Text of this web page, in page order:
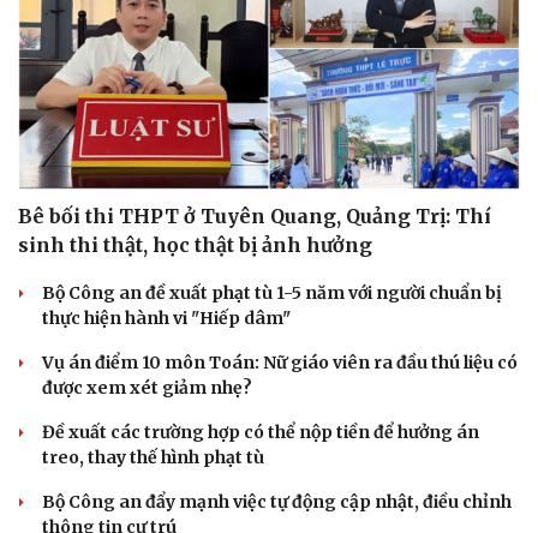
Bê bối thi THPT ở Tuyên Quang, Quảng Trị: Thí
sinh thi thật, học thật bị ảnh hưởng
Bộ Công an đề xuất phạt tù 1-5 năm với người chuẩn bị
thực hiện hành vi "Hiếp dâm"
Vụ án điểm 10 môn Toán: Nữ giáo viên ra đầu thú liệu có
được xem xét giảm nhẹ?
Đề xuất các trường hợp có thể nộp tiền để hưởng án
treo, thay thế hình phạt tù
Bộ Công an đẩy mạnh việc tự động cập nhật, điều chỉnh
thông tin cư trú